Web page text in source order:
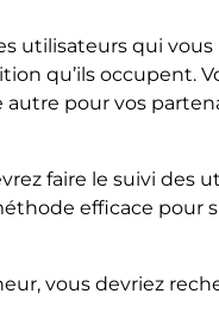
utilisateurs qui
qu’ils occupent.
pour vos
faire le suivi des
efficace pour
vous devriez